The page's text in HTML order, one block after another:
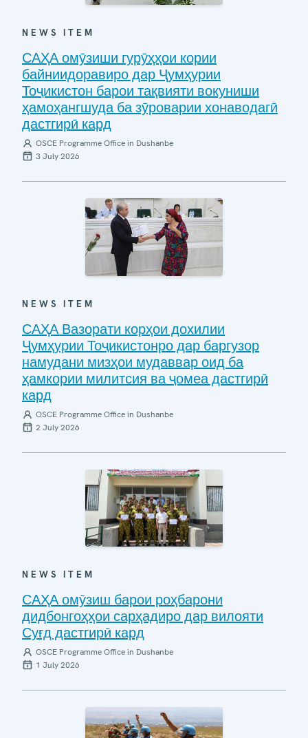
NEWS ITEM
САҲА омӯзиши гурӯҳҳои кории
байниидоравиро дар Ҷумҳурии
Тоҷикистон барои тақвияти вокуниши
ҳамоҳангшуда ба зӯроварии хонаводагӣ
дастгирӣ кард
OSCE Programme Office in Dushanbe
3 July 2026
NEWS ITEM
САҲА Вазорати корҳои дохилии
Ҷумҳурии Тоҷикистонро дар баргузор
намудани мизҳои мудаввар оид ба
ҳамкории милитсия ва ҷомеа дастгирӣ
кард
OSCE Programme Office in Dushanbe
2 July 2026
NEWS ITEM
САҲА омӯзиш барои роҳбарони
дидбонгоҳҳои сарҳадиро дар вилояти
Суғд дастгирӣ кард
OSCE Programme Office in Dushanbe
1 July 2026